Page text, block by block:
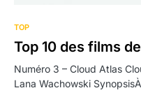
TOP
Top 10 des films
Numéro 3 – Cloud Atlas
Lana Wachowski